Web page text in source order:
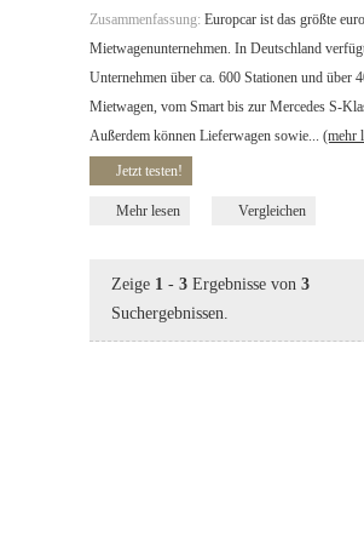
Zusammenfassung: Europcar ist das größte
Mietwagenunternehmen. In Deutschland
Unternehmen über ca. 600 Stationen und über
Mietwagen, vom Smart bis zur Mercedes S-
Außerdem können Lieferwagen sowie... (mehr
Jetzt testen!
Mehr lesen Vergleichen
Zeige 1 - 3 Ergebnisse von 3
Suchergebnissen.